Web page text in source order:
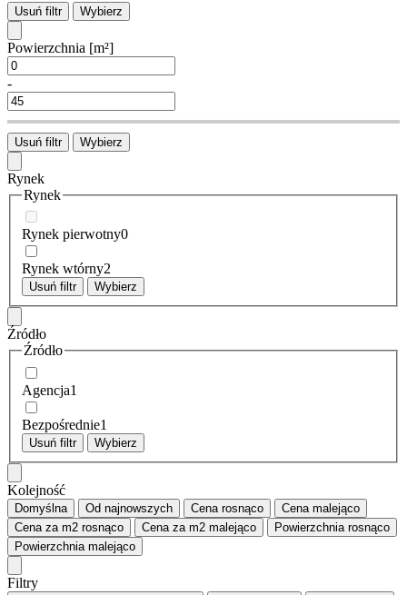
Usuń filtr Wybierz
Powierzchnia [m²]
-
Usuń filtr Wybierz
Rynek
Rynek
Rynek pierwotny0
Rynek wtórny2
Usuń filtr Wybierz
Źródło
Źródło
Agencja1
Bezpośrednie1
Usuń filtr Wybierz
Kolejność
Domyślna Od najnowszych Cena rosnąco Cena malejąco
Cena za m2 rosnąco Cena za m2 malejąco Powierzchnia rosnąco
Powierzchnia malejąco
Filtry